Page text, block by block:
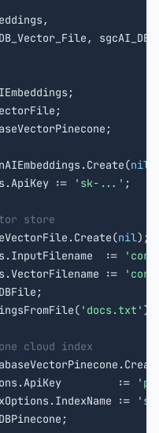
nil
:=
'sk-...' ;
store
nil);
:=
:=
'docs.txt' );
cloud index
:=
:=